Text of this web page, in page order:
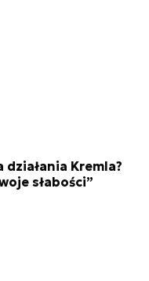
Kremla?
słabości”